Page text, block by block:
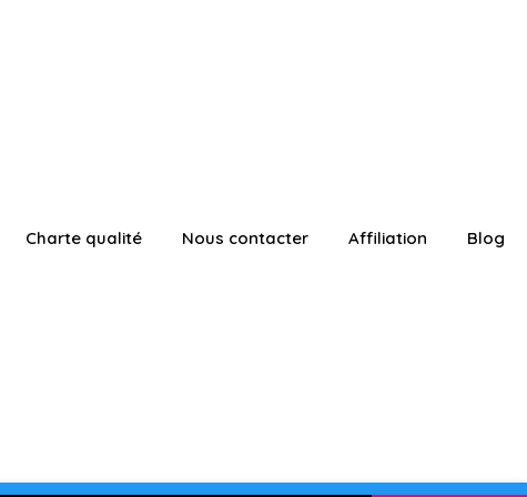
Charte qualité Nous contacter Affiliation Blog